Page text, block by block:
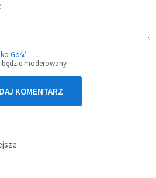
Gość
moderowany
KOMENTARZ